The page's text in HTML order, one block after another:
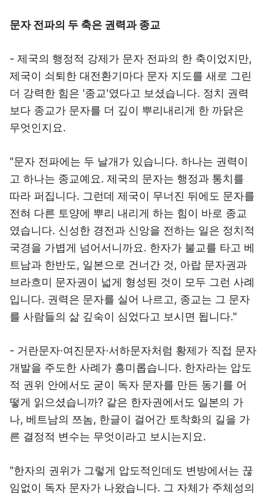
문자 전파의 두 축은 권력과 종교
- 제국의 행정적 강제가 문자 전파의 한 축이었지만,
제국이 쇠퇴한 대전환기마다 문자 지도를 새로 그린
더 강력한 힘은 '종교'였다고 보셨습니다. 정치 권력
보다 종교가 문자를 더 깊이 뿌리내리게 한 까닭은
무엇인지요.
"문자 전파에는 두 날개가 있습니다. 하나는 권력이
고 하나는 종교예요. 제국의 문자는 행정과 통치를
따라 퍼집니다. 그런데 제국이 무너진 뒤에도 문자를
전혀 다른 토양에 뿌리 내리게 하는 힘이 바로 종교
였습니다. 신성한 경전과 신앙을 전하는 일은 정치적
국경을 가볍게 넘어서니까요. 한자가 불교를 타고 베
트남과 한반도, 일본으로 건너간 것, 아랍 문자권과
브라흐미 문자권이 넓게 형성된 것이 모두 그런 사례
입니다. 권력은 문자를 실어 나르고, 종교는 그 문자
를 사람들의 삶 깊숙이 심었다고 보시면 됩니다."
- 거란문자·여진문자·서하문자처럼 황제가 직접 문자
개발을 주도한 사례가 흥미롭습니다. 한자라는 압도
적 권위 안에서도 굳이 독자 문자를 만든 동기를 어
떻게 읽으셨습니까? 같은 한자권에서도 일본의 가
나, 베트남의 쯔놈, 한글이 걸어간 토착화의 길을 가
른 결정적 변수는 무엇이라고 보시는지요.
"한자의 권위가 그렇게 압도적인데도 변방에서는 끊
임없이 독자 문자가 나왔습니다. 그 자체가 주체성의